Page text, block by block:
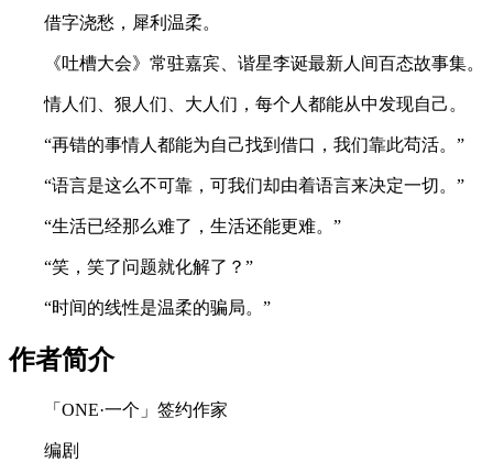
借字浇愁，犀利温柔。
《吐槽大会》常驻嘉宾、谐星李诞最新人间百态故事集。
情人们、狠人们、大人们，每个人都能从中发现自己。
“再错的事情人都能为自己找到借口，我们靠此苟活。”
“语言是这么不可靠，可我们却由着语言来决定一切。”
“生活已经那么难了，生活还能更难。”
“笑，笑了问题就化解了？”
“时间的线性是温柔的骗局。”
作者简介
「ONE·一个」签约作家
编剧